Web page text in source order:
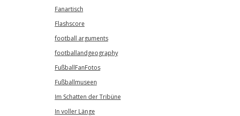
Fanartisch
Flashscore
football arguments
footballandgeography
FußballFanFotos
Fußballmuseen
Im Schatten der Tribüne
In voller Länge